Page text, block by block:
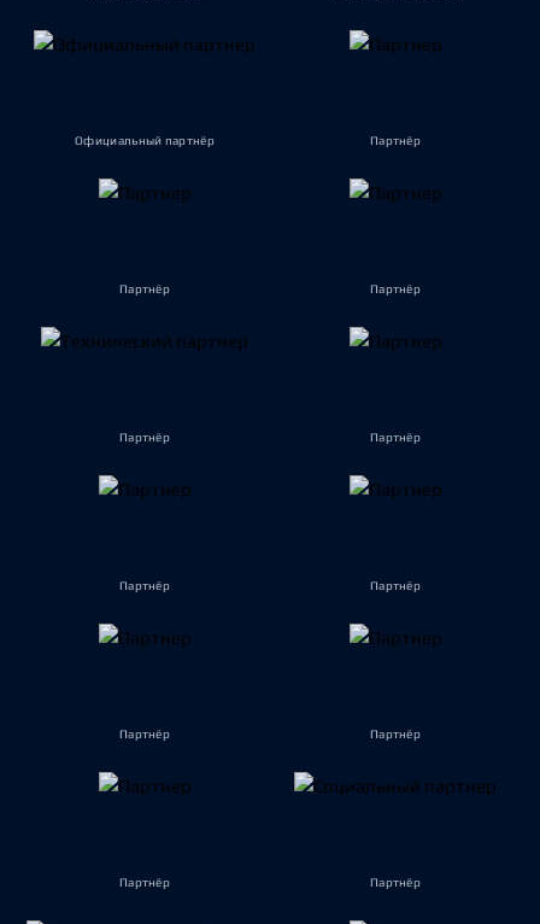
Официальный партнёр Партнёр
Партнёр Партнёр
Партнёр Партнёр
Партнёр Партнёр
Партнёр Партнёр
Партнёр Партнёр